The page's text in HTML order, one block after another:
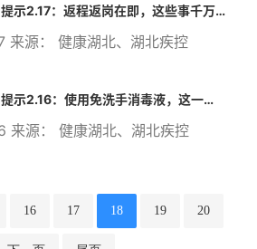
健康平安过大年·每日提示2.17：返程返岗在即，这些事千万不能大意！
来源： 健康湖北、湖北疾控
健康平安过大年·每日提示2.16：使用免洗手消毒液，这一个步骤很关键！
来源： 健康湖北、湖北疾控
16 17 18 19 20